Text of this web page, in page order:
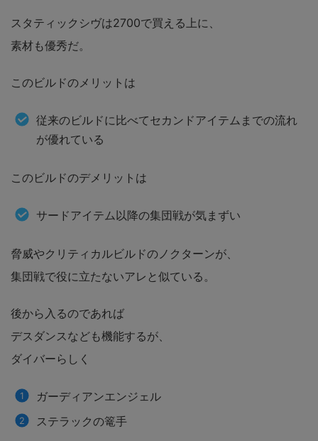
スタティックシヴは2700で買える上に、
素材も優秀だ。
このビルドのメリットは
従来のビルドに比べてセカンドアイテムまでの流れ
が優れている
このビルドのデメリットは
サードアイテム以降の集団戦が気まずい
脅威やクリティカルビルドのノクターンが、
集団戦で役に立たないアレと似ている。
後から入るのであれば
デスダンスなども機能するが、
ダイバーらしく
ガーディアンエンジェル
ステラックの篭手